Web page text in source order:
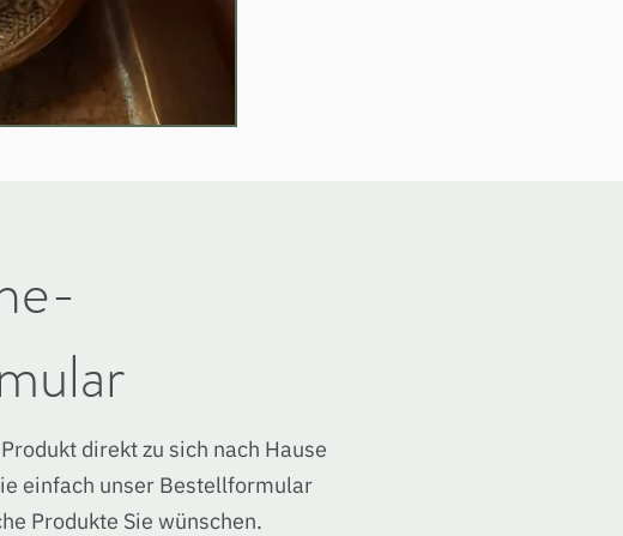
direkt zu sich nach Hause
einfach unser Bestellformular
Produkte Sie wünschen.